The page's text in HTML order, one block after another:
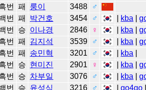
번 패 룽이 3488
♂
번 패 박건호 3454 ♂ kba |
번 승 이나경 2846 ♀ kba |
번 패 김지석 3539 ♂ kba |
번 패 송민혁 3201 ♂ kba
번 승 현미진 2901 ♀ kba |
번 승 차부일 3076 ♂ kba |
번 승 윤성식 3216 ♂ |go4go